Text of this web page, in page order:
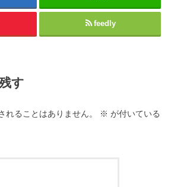
feedly
す
れることはありません。 ※ が付いている